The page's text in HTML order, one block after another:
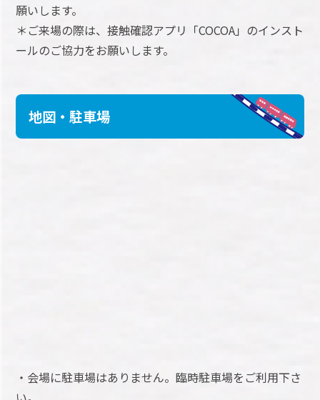
願いします。
＊ご来場の際は、接触確認アプリ「COCOA」のインスト
ールのご協力をお願いします。
地図・駐車場
・会場に駐車場はありません。臨時駐車場をご利用下さ